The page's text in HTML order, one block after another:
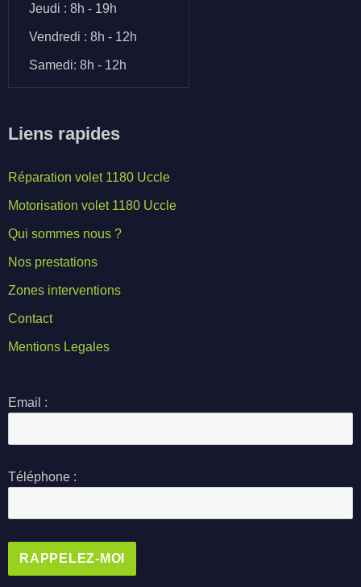
Jeudi : 8h - 19h
Vendredi : 8h - 12h
Samedi: 8h - 12h
Liens rapides
Réparation volet 1180 Uccle
Motorisation volet 1180 Uccle
Qui sommes nous ?
Nos prestations
Zones interventions
Contact
Mentions Legales
Email :
Téléphone :